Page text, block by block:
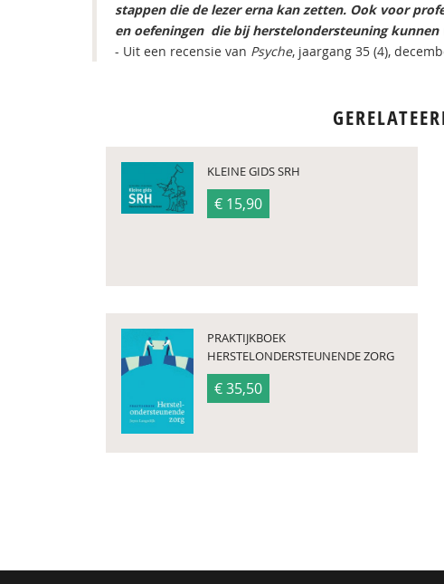
stappen die de lezer erna kan zetten. Ook voor
en oefeningen die bij herstelondersteuning kunnen
- Uit een recensie van Psyche, jaargang 35 (4),
KLEINE GIDS SRH
€ 15,90
PRAKTIJKBOEK
HERSTELONDERSTEUNENDE ZORG
€ 35,50